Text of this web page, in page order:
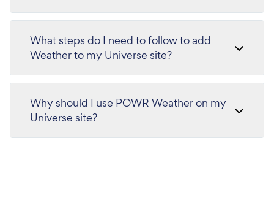
What steps do I need to follow to add
Weather to my Universe site?
Why should I use POWR Weather on my
Universe site?